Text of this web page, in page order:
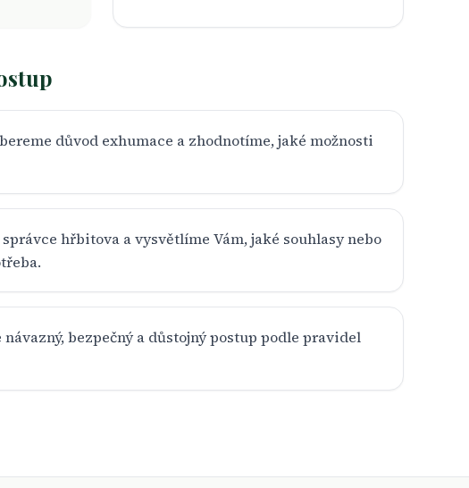
důvod exhumace a zhodnotíme, jaké možnosti
hřbitova a vysvětlíme Vám, jaké souhlasy nebo
bezpečný a důstojný postup podle pravidel